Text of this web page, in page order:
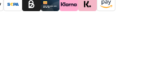
(für Behörden)
Pay
Banküberweisung (vorab)
Rechnungskauf (Billie)
Kreditkarte
Rechnung oder
Sofortüberweisung
Amazon Pay